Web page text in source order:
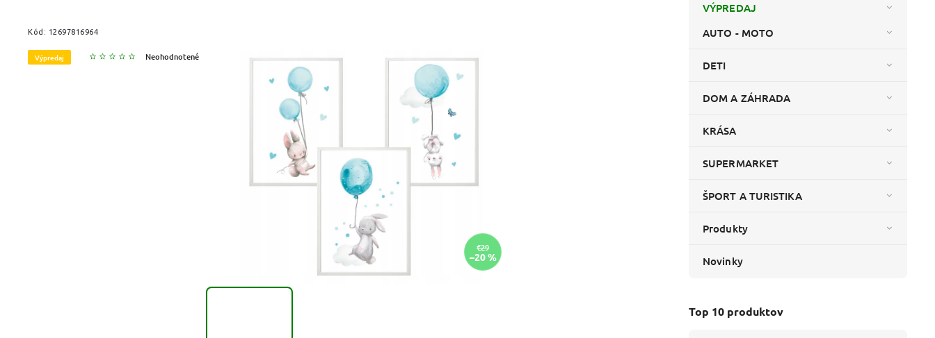
VÝPREDAJ
AUTO - MOTO
DETI
DOM A ZÁHRADA
KRÁSA
SUPERMARKET
ŠPORT A TURISTIKA
Produkty
Novinky
Top 10 produktov
Kód: 12697816964
Výpredaj Neohodnotené
€29
–20 %